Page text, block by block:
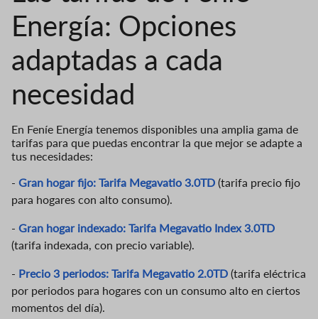
Energía: Opciones
adaptadas a cada
necesidad
En Feníe Energía tenemos disponibles una amplia gama de
tarifas para que puedas encontrar la que mejor se adapte a
tus necesidades:
- Gran hogar fijo: Tarifa Megavatio 3.0TD (tarifa precio fijo
para hogares con alto consumo).
- Gran hogar indexado: Tarifa Megavatio Index 3.0TD
(tarifa indexada, con precio variable).
- Precio 3 periodos: Tarifa Megavatio 2.0TD (tarifa eléctrica
por periodos para hogares con un consumo alto en ciertos
momentos del día).